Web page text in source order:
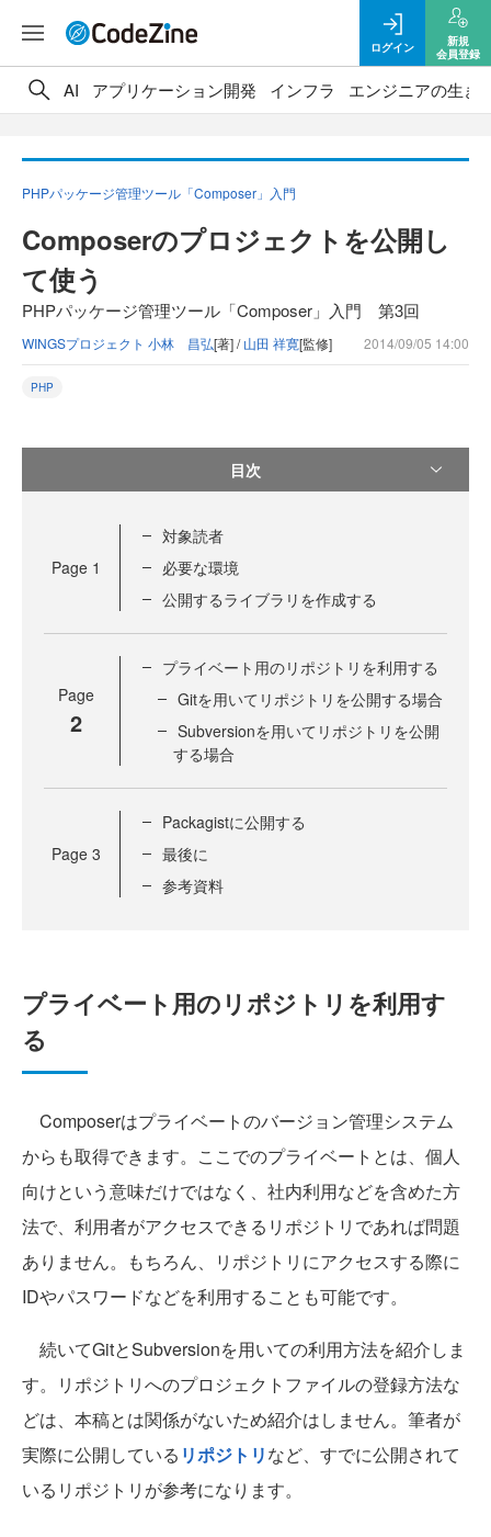
ログイン
新規
会員登録
AI アプリケーション開発 インフラ エンジニアの生き
PHPパッケージ管理ツール「Composer」入門
Composerのプロジェクトを公開し
て使う
PHPパッケージ管理ツール「Composer」入門 第3回
WINGSプロジェクト 小林 昌弘[著] /山田 祥寛[監修] 2014/09/05 14:00
PHP
目次
Page 1
対象読者
必要な環境
公開するライブラリを作成する
Page
2
プライベート用のリポジトリを利用する
Gitを用いてリポジトリを公開する場合
Subversionを用いてリポジトリを公開
する場合
Page 3
Packagistに公開する
最後に
参考資料
プライベート用のリポジトリを利用す
る
Composerはプライベートのバージョン管理システム
からも取得できます。ここでのプライベートとは、個人
向けという意味だけではなく、社内利用などを含めた方
法で、利用者がアクセスできるリポジトリであれば問題
ありません。もちろん、リポジトリにアクセスする際に
IDやパスワードなどを利用することも可能です。
続いてGitとSubversionを用いての利用方法を紹介しま
す。リポジトリへのプロジェクトファイルの登録方法な
どは、本稿とは関係がないため紹介はしません。筆者が
実際に公開している リポジトリなど、すでに公開されて
いるリポジトリが参考になります。